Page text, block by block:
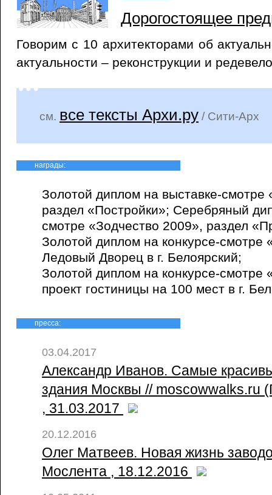
Дорогостоящее
Говорим с 10 архитекторами об
актуальности – реконструкции и
см. все тексты Архи.ру / Сити-Арх
награды:
Золотой диплом на выставке-смотре
раздел «Постройки»; Серебряный
смотре «Зодчество 2009», раздел
Золотой диплом на конкурсе-смотре
Ледовый Дворец в г. Белоярский;
Золотой диплом на конкурсе-смотре
проект гостиницы на 100 мест в г.
пресса:
03.04.2017
Александр Иванов. Самые
здания Москвы // moscowwalks.ru
, 31.03.2017
20.12.2016
Олег Матвеев. Новая жизнь
Мослента , 18.12.2016